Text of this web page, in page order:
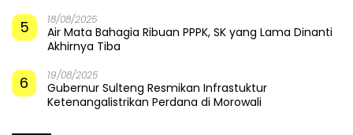
5 18/08/2025
Air Mata Bahagia Ribuan PPPK, SK yang Lama Dinanti
Akhirnya Tiba
6 19/08/2025
Gubernur Sulteng Resmikan Infrastuktur
Ketenangalistrikan Perdana di Morowali